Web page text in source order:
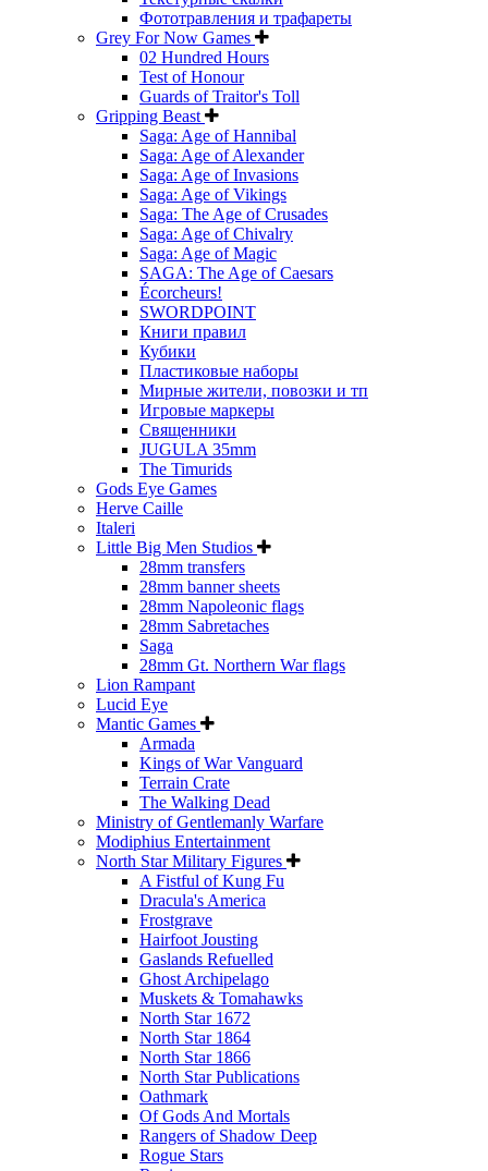
Фототравления и трафареты
Grey For Now Games
02 Hundred Hours
Test of Honour
Guards of Traitor's Toll
Gripping Beast
Saga: Age of Hannibal
Saga: Age of Alexander
Saga: Age of Invasions
Saga: Age of Vikings
Saga: The Age of Crusades
Saga: Age of Chivalry
Saga: Age of Magic
SAGA: The Age of Caesars
Écorcheurs!
SWORDPOINT
Книги правил
Кубики
Пластиковые наборы
Мирные жители, повозки и тп
Игровые маркеры
Священники
JUGULA 35mm
The Timurids
Gods Eye Games
Herve Caille
Italeri
Little Big Men Studios
28mm transfers
28mm banner sheets
28mm Napoleonic flags
28mm Sabretaches
Saga
28mm Gt. Northern War flags
Lion Rampant
Lucid Eye
Mantic Games
Armada
Kings of War Vanguard
Terrain Crate
The Walking Dead
Ministry of Gentlemanly Warfare
Modiphius Entertainment
North Star Military Figures
A Fistful of Kung Fu
Dracula's America
Frostgrave
Hairfoot Jousting
Gaslands Refuelled
Ghost Archipelago
Muskets & Tomahawks
North Star 1672
North Star 1864
North Star 1866
North Star Publications
Oathmark
Of Gods And Mortals
Rangers of Shadow Deep
Rogue Stars